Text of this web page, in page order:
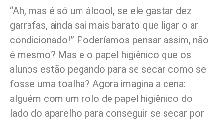
“Ah, mas é só um álcool, se ele gastar dez
garrafas, ainda sai mais barato que ligar o ar
condicionado!” Poderíamos pensar assim, não
é mesmo? Mas e o papel higiênico que os
alunos estão pegando para se secar como se
fosse uma toalha? Agora imagina a cena:
alguém com um rolo de papel higiênico do
lado do aparelho para conseguir se secar por